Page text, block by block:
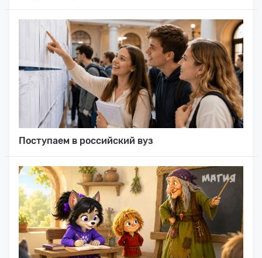
Поступаем в российский вуз